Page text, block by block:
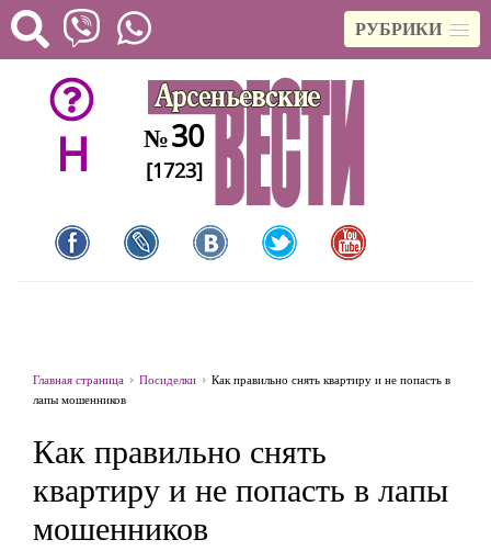
РУБРИКИ
H №30
[1723]
Главная страница Посиделки
Как правильно снять квартиру и не попасть в
лапы мошенников
Как правильно снять
квартиру и не попасть в лапы
мошенников